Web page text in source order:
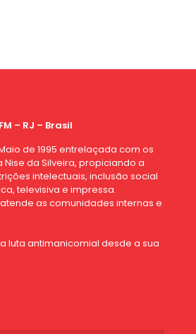
– RJ – Brasil
de 1995 entrelaçada com os
Nise da Silveira, propiciando a
intelectuais, inclusão social
televisiva e impressa.
as comunidades internas e
luta antimanicomial desde a sua